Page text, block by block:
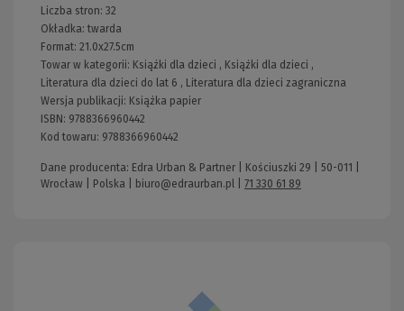
Liczba stron: 32
Okładka:twarda
Format: 21.0x27.5cm
Towar w kategorii: Książki dla dzieci , Książki dla dzieci ,
Literatura dla dzieci do lat 6 , Literatura dla dzieci zagraniczna
Wersja publikacji: Książka papier
ISBN: 9788366960442
Kod towaru: 9788366960442
Dane producenta: Edra Urban & Partner | Kościuszki 29 | 50-011 |
Wrocław | Polska |
biuro@edraurban.pl 71 330 61 89